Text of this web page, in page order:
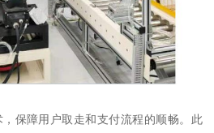
保障用户取走和支付流程的顺畅。此